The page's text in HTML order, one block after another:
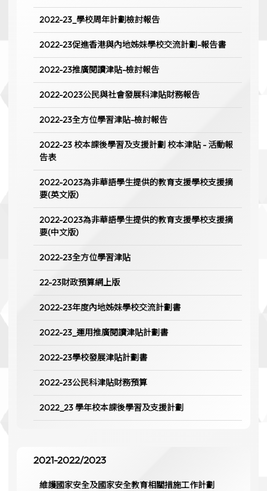
2022-23_學校周年計劃檢討報告
2022-23促進香港與內地姊妹學校交流計劃-報告書
2022-23推廣閱讀津貼-檢討報告
2022-2023公民與社會發展科津貼財務報告
2022-23全方位學習津貼-檢討報告
2022-23 校本課後學習及支援計劃 校本津貼 - 活動報
告表
2022-2023為非華語學生提供的教育支援學校支援摘
要(英文版)
2022-2023為非華語學生提供的教育支援學校支援摘
要(中文版)
2022-23全方位學習津貼
22-23財政預算網上版
2022-23年度內地姊妹學校交流計劃書
2022-23_運用推廣閱讀津貼計劃書
2022-23學校發展津貼計劃書
2022-23公民科津貼財務預算
2022_23 學年校本課後學習及支援計劃
2021-2022/2023
維護國家安全及國家安全教育相關措施工作計劃